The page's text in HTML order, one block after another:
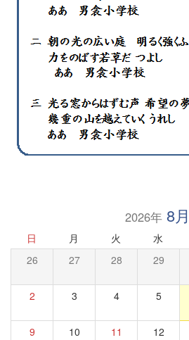
2026年8月
日 月 火 水
26 27 28 29
2 3 4 5
9 10 11 12